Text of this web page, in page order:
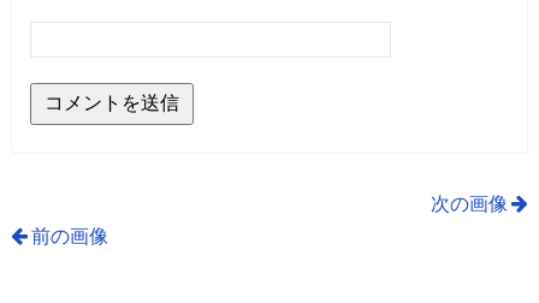
次の画像
前の画像